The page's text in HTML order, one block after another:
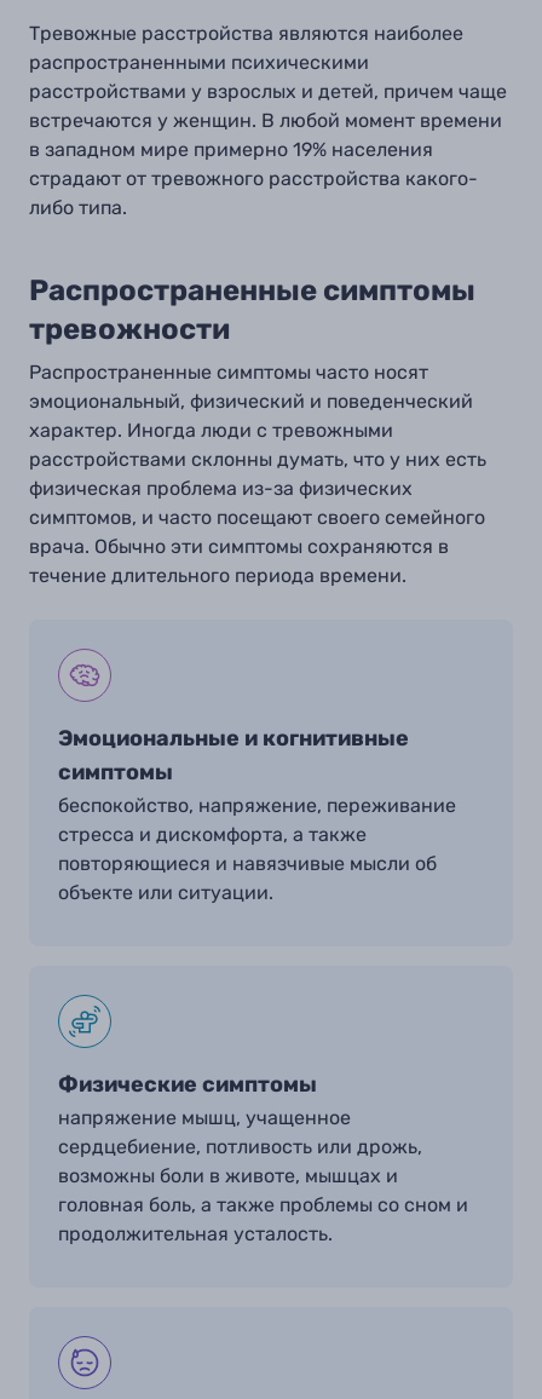
Тревожные расстройства являются наиболее
распространенными психическими
расстройствами у взрослых и детей, причем чаще
встречаются у женщин. В любой момент времени
в западном мире примерно 19% населения
страдают от тревожного расстройства какого-
либо типа.
Распространенные симптомы
тревожности
Распространенные симптомы часто носят
эмоциональный, физический и поведенческий
характер. Иногда люди с тревожными
расстройствами склонны думать, что у них есть
физическая проблема из-за физических
симптомов, и часто посещают своего семейного
врача. Обычно эти симптомы сохраняются в
течение длительного периода времени.
Эмоциональные и когнитивные
симптомы
беспокойство, напряжение, переживание
стресса и дискомфорта, а также
повторяющиеся и навязчивые мысли об
объекте или ситуации.
Физические симптомы
напряжение мышц, учащенное
сердцебиение, потливость или дрожь,
возможны боли в животе, мышцах и
головная боль, а также проблемы со сном и
продолжительная усталость.